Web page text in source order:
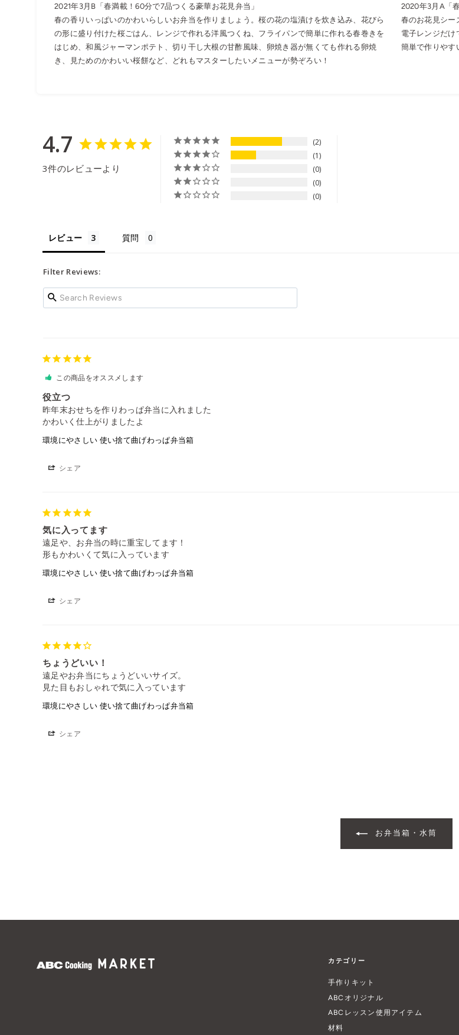
2021年3月B「春満載！60分で7品つくる豪華お花見弁当」
春の香りいっぱいのかわいらしいお弁当を作りましょう。桜の花の塩漬けを炊き込み、花びら
の形に盛り付けた桜ごはん、レンジで作れる洋風つくね、フライパンで簡単に作れる春巻きを
はじめ、和風ジャーマンポテト、切り干し大根の甘酢風味、卵焼き器が無くても作れる卵焼
き、見ためのかわいい桜餅など、どれもマスターしたいメニューが勢ぞろい！
2020年3月A「
春のお花見シー
電子レンジだけ
簡単で作りやす
4.7
3件のレビューより
2
1
0
0
0
レビュー 質問
Filter Reviews:
この商品をオススメします
役立つ
昨年末おせちを作りわっぱ弁当に入れました
かわいく仕上がりましたよ
環境にやさしい 使い捨て曲げわっぱ弁当箱
シェア
気に入ってます
遠足や、お弁当の時に重宝してます！
環境にやさしい 使い捨て曲げわっぱ弁当箱
シェア
ちょうどいい！
遠足やお弁当にちょうどいいサイズ。
見た目もおしゃれで気に入っています
環境にやさしい 使い捨て曲げわっぱ弁当箱
シェア
お弁当箱・水筒
カテゴリー
手作りキット
ABCオリジナル
ABCレッスン使用アイテム
材料